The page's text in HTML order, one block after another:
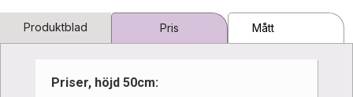
Produktblad Pris Mått
Priser, höjd 50cm: